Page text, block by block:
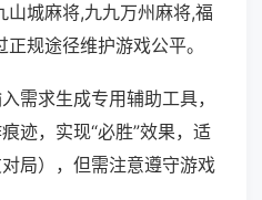
城麻将,九九万州麻将,福
规途径维护游戏公平。
需求生成专用辅助工具，
迹，实现“必胜”效果，适
局），但需注意遵守游戏